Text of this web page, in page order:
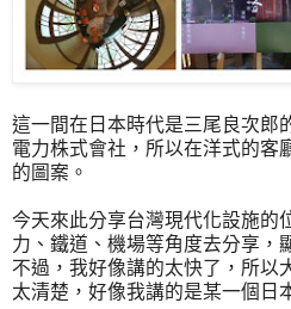
這一間在日本時代是三尾良次郎
電力株式會社，所以在洋式的客
的圖案。
今天來此分享台灣現代化設施的
力、鐵道、機場等角度去分享，
不過，我好像講的太快了，所以
太清楚，好像我講的是某一個日